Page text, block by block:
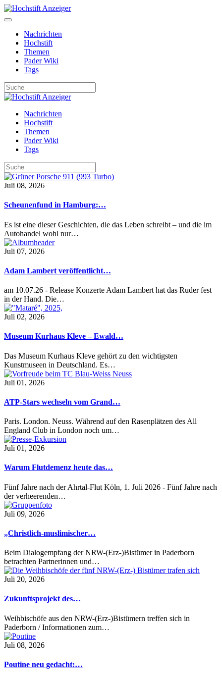
Nachrichten
Hochstift
Themen
Pader Wiki
Tags
Nachrichten
Hochstift
Themen
Pader Wiki
Tags
Juli 08, 2026
Scheunenfund in Hamburg:…
Es ist eine dieser Geschichten, die das Leben schreibt – und die im
Autohandel wohl nur…
Juli 07, 2026
Adam Lambert veröffentlicht…
am 10.07.26 - Release Konzerte Adam Lambert hat das Ruder fest
in der Hand. Die…
Juli 02, 2026
Museum Kurhaus Kleve – Ewald…
Das Museum Kurhaus Kleve gehört zu den wichtigsten
Kunstmuseen in Deutschland. Es…
Juli 01, 2026
ATP-Stars wechseln vom Grand…
Paris. London. Neuss. Während auf den Rasenplätzen des All
England Club in London noch um…
Juli 01, 2026
Warum Flutdemenz heute das…
Fünf Jahre nach der Ahrtal-Flut Köln, 1. Juli 2026 - Fünf Jahre nach
der verheerenden…
Juli 09, 2026
„Christlich-muslimischer…
Beim Dialogempfang der NRW-(Erz-)Bistümer in Paderborn
betrachten Partnerinnen und…
Juli 20, 2026
Zukunftsprojekt des…
Weihbischöfe aus den NRW-(Erz-)Bistümern treffen sich in
Paderborn / Informationen zum…
Juli 08, 2026
Poutine neu gedacht:…